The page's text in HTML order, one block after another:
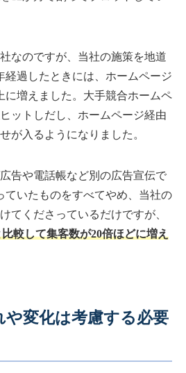
なのですが、当社の施策を地道
経過したときには、ホームページ
に増えました。大手競合ホームペ
ットしだし、ホームページ経由
が入るようになりました。
告や電話帳など別の広告宣伝で
ていたものをすべてやめ、当社の
てくださっているだけですが、
較して集客数が20倍ほどに増え
や変化は考慮する必要